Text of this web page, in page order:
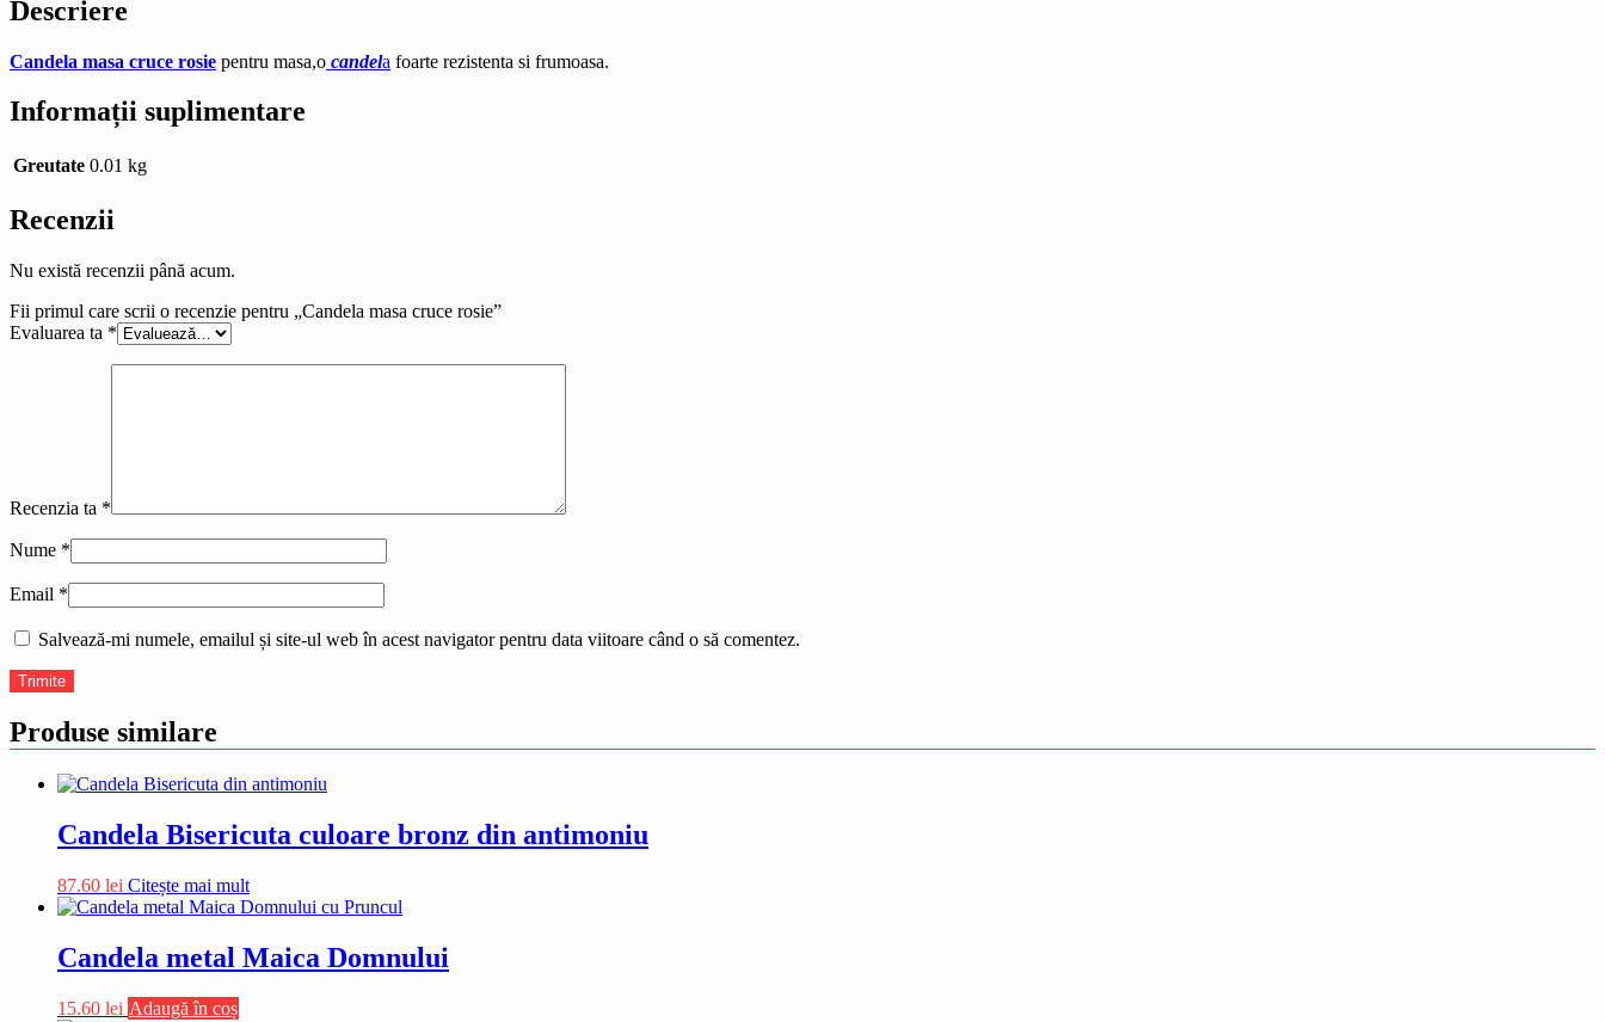
Descriere
Candela masa cruce rosie pentru masa,o candela foarte rezistenta si frumoasa.
Informații suplimentare
Greutate 0.01 kg
Recenzii
Nu există recenzii până acum.
Fii primul care scrii o recenzie pentru „Candela masa cruce rosie”
Evaluarea ta *
Recenzia ta *
Nume *
Email *
Salvează-mi numele, emailul și site-ul web în acest navigator pentru data viitoare când o să comentez.
Produse similare
Candela Bisericuta culoare bronz din antimoniu
87.60 lei Citește mai mult
Candela metal Maica Domnului
15.60 lei Adaugă în coș